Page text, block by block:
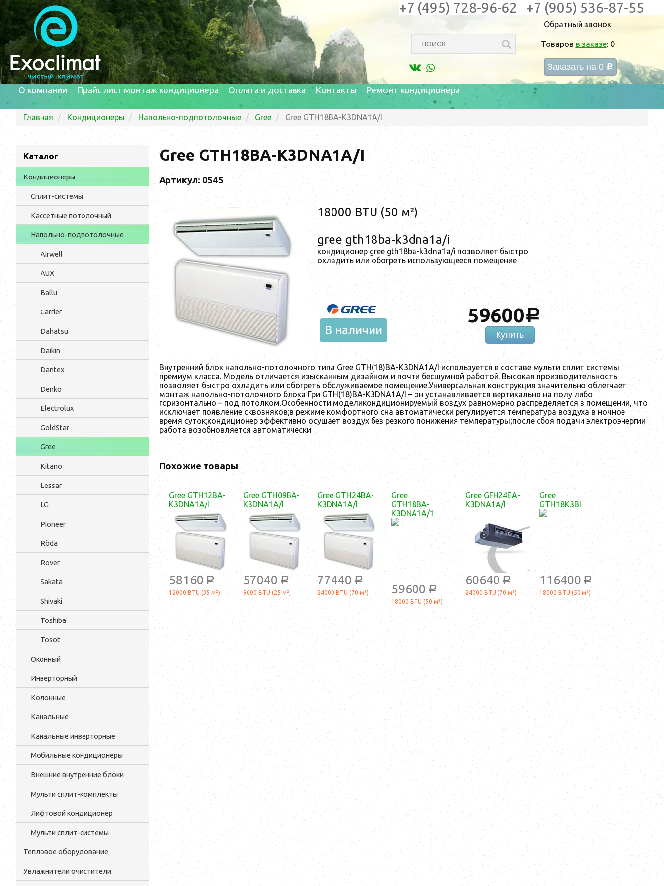
Обратный звонок
Товаров в заказе: 0
Заказать на 0 c
+7 (495) 728-96-62 +7 (905) 536-87-55
О компании Прайс лист монтаж кондиционера Оплата и доставка Контакты Ремонт кондиционера
Главная Кондиционеры Напольно-подпотолочные Gree Gree GTH18BA-K3DNA1A/I
Каталог
Кондиционеры
Сплит-системы
Кассетные потолочный
Напольно-подпотолочные
Airwell
AUX
Ballu
Carrier
Dahatsu
Daikin
Dantex
Denko
Electrolux
GoldStar
Gree
Kitano
Lessar
LG
Pioneer
Röda
Rover
Sakata
Shivaki
Toshiba
Tosot
Оконный
Инверторный
Колонные
Канальные
Канальные инверторные
Мобильные кондиционеры
Внешние внутренние блоки
Мульти cплит-комплекты
Лифтовой кондиционер
Мульти сплит-системы
Тепловое оборудование
Увлажнители очистители
Gree GTH18BA-K3DNA1A/I
Артикул: 0545
18000 BTU (50 м²)
gree gth18ba-k3dna1a/i
кондиционер gree gth18ba-k3dna1a/i позволяет быстро
охладить или обогреть использующееся помещение
59600a
Купить
В наличии
Внутренний блок напольно-потолочного типа Gree GTH(18)BA-K3DNA1A/I используется в составе мульти сплит системы
премиум класса. Модель отличается изысканным дизайном и почти бесшумной работой. Высокая производительность
позволяет быстро охладить или обогреть обслуживаемое помещение.Универсальная конструкция значительно облегчает
монтаж напольно-потолочного блока Гри GTH(18)BA-K3DNA1A/I – он устанавливается вертикально на полу либо
горизонтально – под потолком.Особенности моделикондиционируемый воздух равномерно распределяется в помещении, что
исключает появление сквозняков;в режиме комфортного сна автоматически регулируется температура воздуха в ночное
время суток;кондиционер эффективно осушает воздух без резкого понижения температуры;после сбоя подачи электроэнергии
работа возобновляется автоматически
Похожие товары
Gree GTH12BA-
K3DNA1A/I
58160 a
12000 BTU (35 м²)
Gree GTH09BA-
K3DNA1A/I
57040 a
9000 BTU (25 м²)
Gree GTH24BA-
K3DNA1A/I
77440 a
24000 BTU (70 м²)
Gree
GTH18BA-
K3DNA1A/1
59600 a
18000 BTU (50 м²)
Gree GFH24EA-
K3DNA1A/I
60640 a
24000 BTU (70 м²)
Gree
GTH18K3BI
116400 a
18000 BTU (50 м²)